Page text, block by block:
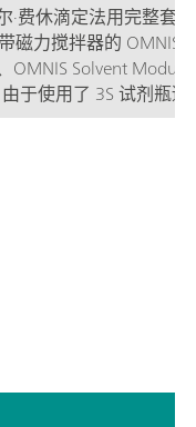
·费休滴定法用完整套
力搅拌器的 OMNIS
OMNIS Solvent
于使用了 3S 试剂瓶
接触完成试剂处理，
且具有良好的安全性
浅。